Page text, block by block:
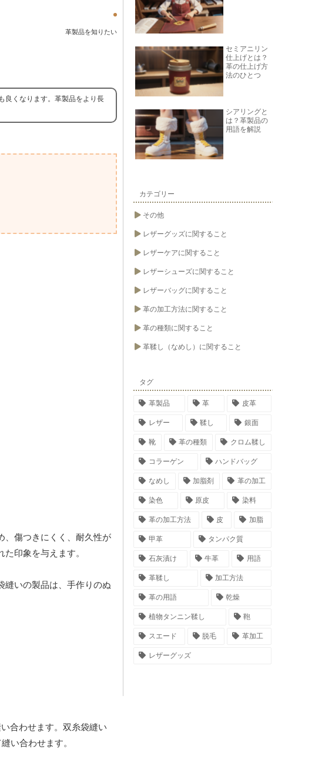
革製品を知りたい
良くなります。革製品をより長
、傷つきにくく、耐久性が
印象を与えます。
縫いの製品は、手作りのぬ
合わせます。双糸袋縫い
い合わせます。
セミアニリン
仕上げとは？
革の仕上げ方
法のひとつ
シアリングと
は？革製品の
用語を解説
カテゴリー
その他
レザーグッズに関すること
レザーケアに関すること
レザーシューズに関すること
レザーバッグに関すること
革の加工方法に関すること
革の種類に関すること
革鞣し（なめし）に関すること
タグ
革製品 革 皮革
レザー 鞣し 銀面
靴 革の種類 クロム鞣し
コラーゲン ハンドバッグ
なめし 加脂剤 革の加工
染色 原皮 染料
革の加工方法 皮 加脂
甲革 タンパク質
石灰漬け 牛革 用語
革鞣し 加工方法
革の用語 乾燥
植物タンニン鞣し 鞄
スエード 脱毛 革加工
レザーグッズ